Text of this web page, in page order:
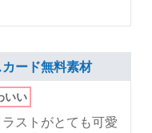
ード無料素材
いい
ストがとても可愛